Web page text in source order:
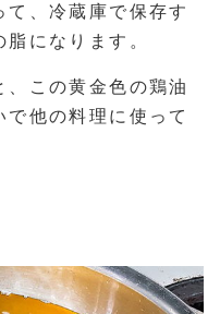
、冷蔵庫で保存す
になります。
、この黄金色の鶏油
他の料理に使って